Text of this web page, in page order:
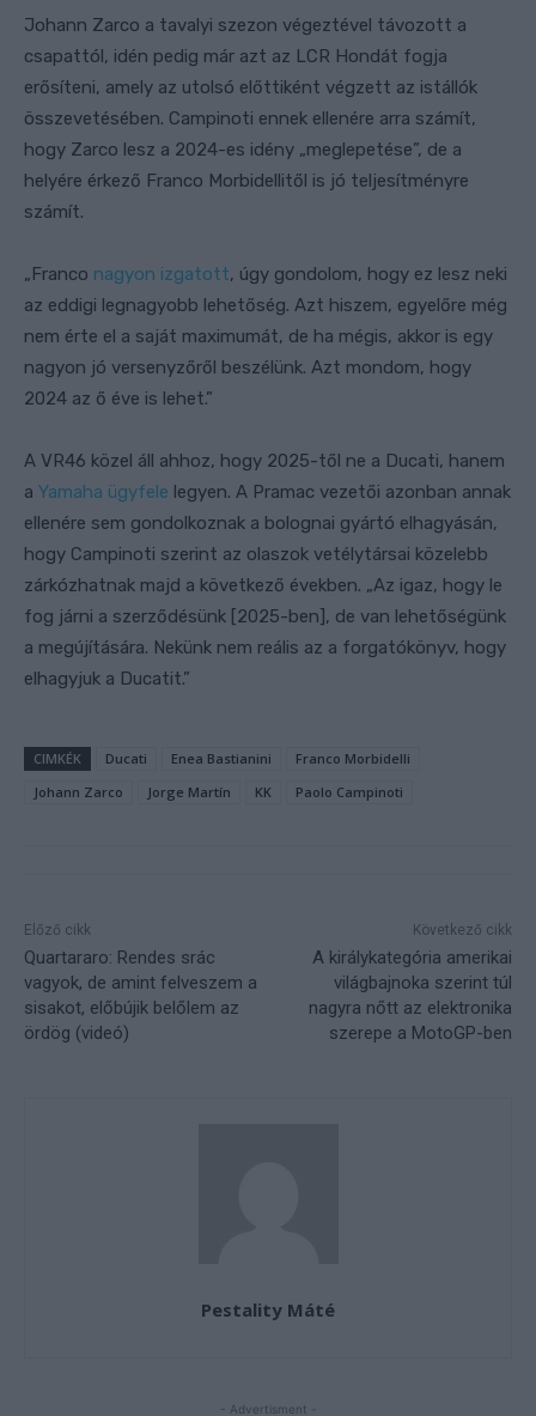
Johann Zarco a tavalyi szezon végeztével távozott a
csapattól, idén pedig már azt az LCR Hondát fogja
erősíteni, amely az utolsó előttiként végzett az istállók
összevetésében. Campinoti ennek ellenére arra számít,
hogy Zarco lesz a 2024-es idény „meglepetése”, de a
helyére érkező Franco Morbidellitől is jó teljesítményre
számít.
„Franco nagyon izgatott, úgy gondolom, hogy ez lesz neki
az eddigi legnagyobb lehetőség. Azt hiszem, egyelőre még
nem érte el a saját maximumát, de ha mégis, akkor is egy
nagyon jó versenyzőről beszélünk. Azt mondom, hogy
2024 az ő éve is lehet.”
A VR46 közel áll ahhoz, hogy 2025-től ne a Ducati, hanem
a Yamaha ügyfele legyen. A Pramac vezetői azonban annak
ellenére sem gondolkoznak a bolognai gyártó elhagyásán,
hogy Campinoti szerint az olaszok vetélytársai közelebb
zárkózhatnak majd a következő években. „Az igaz, hogy le
fog járni a szerződésünk [2025-ben], de van lehetőségünk
a megújítására. Nekünk nem reális az a forgatókönyv, hogy
elhagyjuk a Ducatit.”
CIMKÉK Ducati Enea Bastianini
Franco Morbidelli
Johann Zarco
Jorge Martín KK Paolo Campinoti
Előző cikk
Quartararo: Rendes srác
vagyok, de amint felveszem a
sisakot, előbújik belőlem az
ördög (videó)
Következő cikk
A királykategória amerikai
világbajnoka szerint túl
nagyra nőtt az elektronika
szerepe a MotoGP-ben
Pestality Máté
- Advertisment -